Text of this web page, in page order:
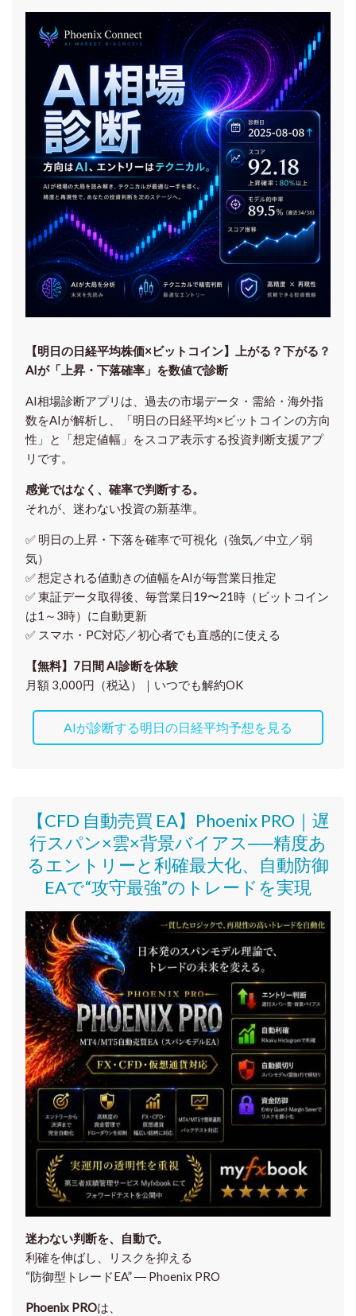
【明日の⽇経平均株価×ビットコイン】上がる？下がる？
AIが「上昇・下落確率」を数値で診断
AI相場診断アプリは、過去の市場データ・需給・海外指
数をAIが解析し、「明日の日経平均×ビットコインの方向
性」と「想定値幅」をスコア表示する投資判断支援アプ
リです。
感覚ではなく、確率で判断する。
それが、迷わない投資の新基準。
✅ 明日の上昇・下落を確率で可視化（強気／中立／弱
気）
✅ 想定される値動きの値幅をAIが毎営業日推定
✅ 東証データ取得後、 毎営業日19〜21時（ビットコイン
は1～3時）に自動更新
✅ スマホ・PC対応／初心者でも直感的に使える
【無料】7日間 AI診断を体験
月額 3,000円（税込）｜いつでも解約OK
AIが診断する明日の日経平均予想を見る
【CFD 自動売買 EA】Phoenix PRO｜遅
行スパン×雲×背景バイアス──精度あ
るエントリーと利確最大化、自動防御
EAで“攻守最強”のトレードを実現
迷わない判断を、自動で。
利確を伸ばし、リスクを抑える
“防御型トレードEA” ― Phoenix PRO
Phoenix PROは、